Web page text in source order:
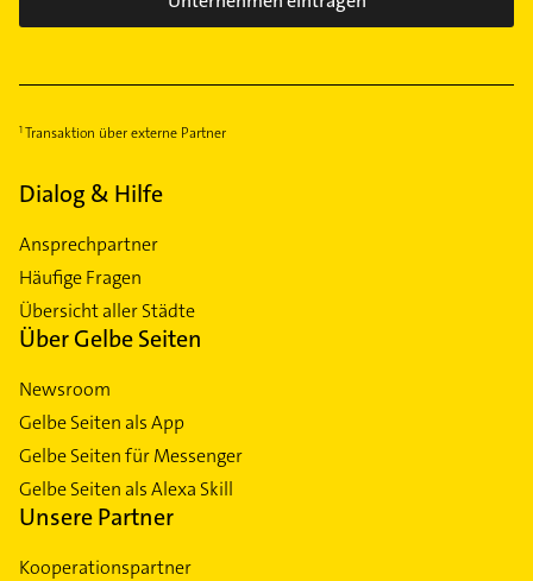
Transaktion über externe Partner
Dialog & Hilfe
Ansprechpartner
Häufige Fragen
Übersicht aller Städte
Über Gelbe Seiten
Newsroom
Gelbe Seiten als App
Gelbe Seiten für Messenger
Gelbe Seiten als Alexa Skill
Unsere Partner
Kooperationspartner